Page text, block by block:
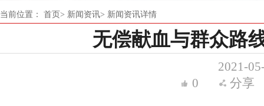
当前位置： 首页> 新闻资讯> 新闻资讯详情
无偿献血与群众路
2021-
0
分享